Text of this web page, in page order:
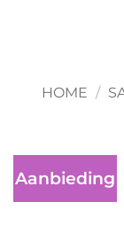
HOME /
Aanbieding